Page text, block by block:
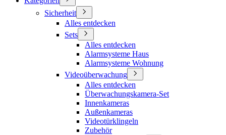
Sicherheit
Alles entdecken
Sets
Alles entdecken
Alarmsysteme Haus
Alarmsysteme Wohnung
Videoüberwachung
Alles entdecken
Überwachungskamera-Set
Innenkameras
Außenkameras
Videotürklingeln
Zubehör